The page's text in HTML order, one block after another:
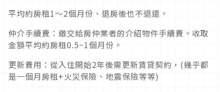
平均約房租1～2個月份、退房後也不退還。
仲介手續費：繳交給房仲業者的介紹物件手續費。收取
金額平均約房租0.5~1個月份。
更新費用：從入住開始2年後需更新賃貸契約，(幾乎都
是一個月房租+火災保險、地震保險等等)